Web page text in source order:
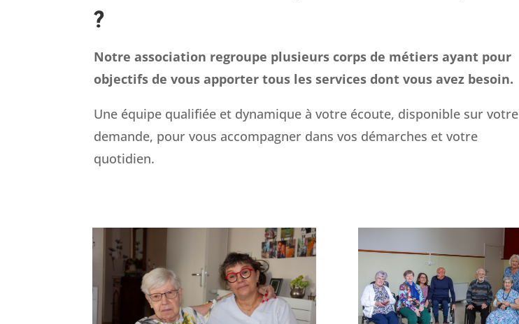
?
Notre association regroupe plusieurs corps de métiers ayant pour
objectifs de vous apporter tous les services dont vous avez besoin.
Une équipe qualifiée et dynamique à votre écoute, disponible sur votre
demande, pour vous accompagner dans vos démarches et votre
quotidien.